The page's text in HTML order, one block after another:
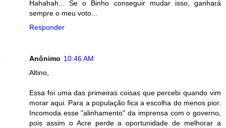
Hahahah... Se o Binho conseguir mudar isso, ganhará
sempre o meu voto...
Responder
Anônimo 10:46 AM
Altino,
Essa foi uma das primeiras coisas que percebi quando vim
morar aqui. Para a população fica a escolha do menos pior.
Incomoda esse "alinhamento" da imprensa com o governo,
pois assim o Acre perde a oportunidade de melhorar a